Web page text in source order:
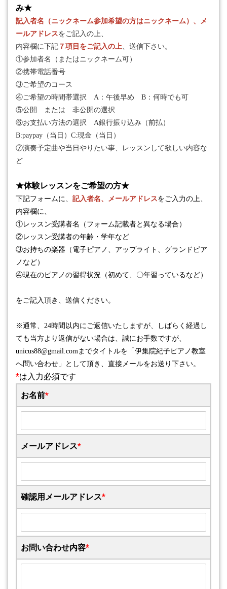
み★
記入者名（ニックネーム参加希望の方はニックネーム）、メ
ールアドレスをご記入の上、
内容欄に下記 ７項目をご記入の上、送信下さい。
①参加者名（またはニックネーム可）
②携帯電話番号
③ご希望のコース
④ご希望の時間帯選択 A ：午後早め B ：何時でも可
⑤公開 または 非公開の選択
⑥お支払い方法の選択 A銀行振り込み（前払）
B:paypay （当日） C:現金（当日）
⑦演奏予定曲や当日やりたい事、レッスンして欲しい内容な
ど
★体験レッスンをご希望の方★
下記フォームに、 記入者名、メールアドレスをご入力の上、
内容欄に、
①レッスン受講者名（フォーム記載者と異なる場合）
②レッスン受講者の年齢・学年など
③お持ちの楽器（電子ピアノ、アップライト、グランドピア
ノなど）
④現在のピアノの習得状況（初めて、〇年習っているなど）
をご記入頂き、送信ください。
※通常、 24時間以内にご返信いたしますが、しばらく経過し
ても当方より返信がない場合は、誠にお手数ですが、
unicus88@gmail.comまでタイトルを「伊集院紀子ピアノ教室
へ問い合わせ」として頂き、直接メールをお送り下さい。
*は入力必須です
お名前*
メールアドレス*
確認用メールアドレス*
お問い合わせ内容*